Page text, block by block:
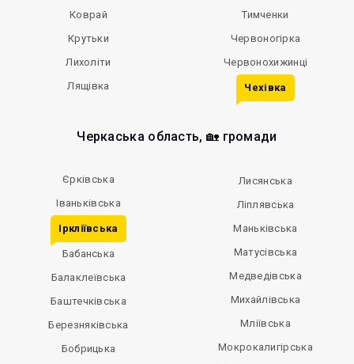
Коврай
Крутьки
Лихоліти
Лящівка
Тимченки
Червоногірка
Червонохижинці
Чехівка
Черкаська область, 🏡 громади
Єрківська
Іваньківська
Іркліївська
Бабанська
Балаклеївська
Баштечківська
Березняківська
Бобрицька
Лисянська
Ліплявська
Маньківська
Матусівська
Медведівська
Михайлівська
Мліївська
Мокрокалигірська